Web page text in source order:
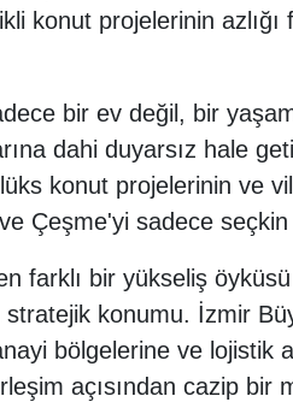
konut projelerinin azlığı
bir ev değil, bir
dahi duyarsız hale
konut projelerinin ve
Çeşme'yi sadece seçkin
farklı bir yükseliş
stratejik konumu. İzmir
bölgelerine ve lojistik
açısından cazip bir